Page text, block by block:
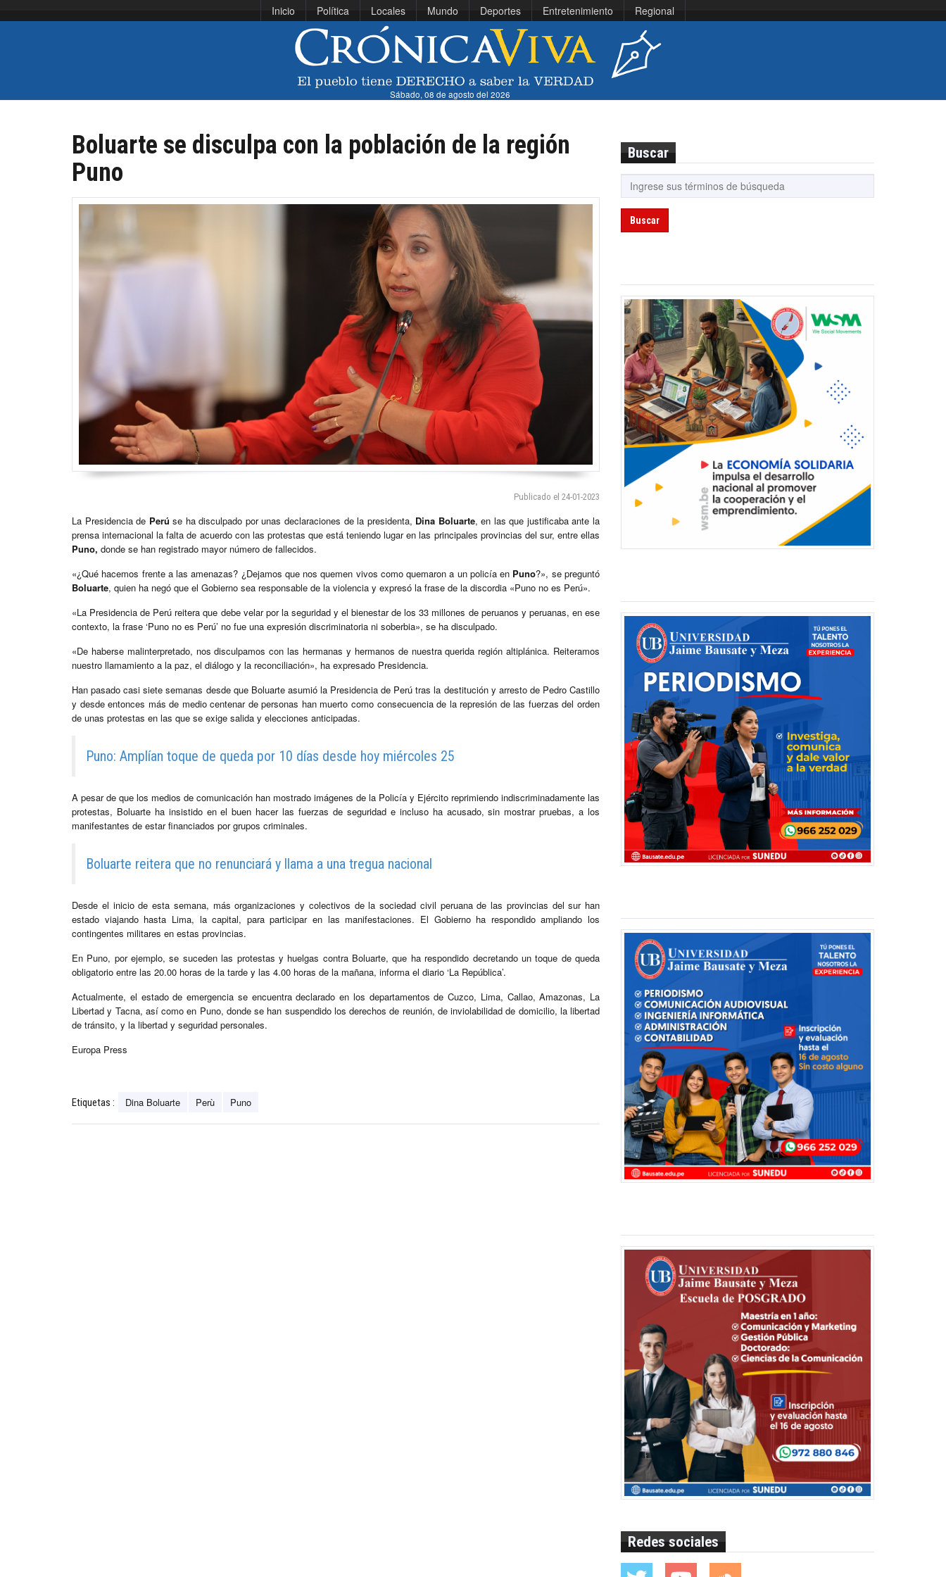
Inicio Política Locales Mundo Deportes Entretenimiento Regional
Sábado, 08 de agosto del 2026
Boluarte se disculpa con la población de la región
Puno
Publicado el 24-01-2023
La Presidencia de Perú se ha disculpado por unas declaraciones de la presidenta, Dina Boluarte, en las que justificaba ante la
prensa internacional la falta de acuerdo con las protestas que está teniendo lugar en las principales provincias del sur, entre ellas
Puno, donde se han registrado mayor número de fallecidos.
«¿Qué hacemos frente a las amenazas? ¿Dejamos que nos quemen vivos como quemaron a un policía en Puno?», se preguntó
Boluarte, quien ha negó que el Gobierno sea responsable de la violencia y expresó la frase de la discordia «Puno no es Perú».
«La Presidencia de Perú reitera que debe velar por la seguridad y el bienestar de los 33 millones de peruanos y peruanas, en ese
contexto, la frase ‘Puno no es Perú’ no fue una expresión discriminatoria ni soberbia», se ha disculpado.
«De haberse malinterpretado, nos disculpamos con las hermanas y hermanos de nuestra querida región altiplánica. Reiteramos
nuestro llamamiento a la paz, el diálogo y la reconciliación», ha expresado Presidencia.
Han pasado casi siete semanas desde que Boluarte asumió la Presidencia de Perú tras la destitución y arresto de Pedro Castillo
y desde entonces más de medio centenar de personas han muerto como consecuencia de la represión de las fuerzas del orden
de unas protestas en las que se exige salida y elecciones anticipadas.
Puno: Amplían toque de queda por 10 días desde hoy miércoles 25
A pesar de que los medios de comunicación han mostrado imágenes de la Policía y Ejército reprimiendo indiscriminadamente las
protestas, Boluarte ha insistido en el buen hacer las fuerzas de seguridad e incluso ha acusado, sin mostrar pruebas, a los
manifestantes de estar financiados por grupos criminales.
Boluarte reitera que no renunciará y llama a una tregua nacional
Desde el inicio de esta semana, más organizaciones y colectivos de la sociedad civil peruana de las provincias del sur han
estado viajando hasta Lima, la capital, para participar en las manifestaciones. El Gobierno ha respondido ampliando los
contingentes militares en estas provincias.
En Puno, por ejemplo, se suceden las protestas y huelgas contra Boluarte, que ha respondido decretando un toque de queda
obligatorio entre las 20.00 horas de la tarde y las 4.00 horas de la mañana, informa el diario ‘La República’.
Actualmente, el estado de emergencia se encuentra declarado en los departamentos de Cuzco, Lima, Callao, Amazonas, La
Libertad y Tacna, así como en Puno, donde se han suspendido los derechos de reunión, de inviolabilidad de domicilio, la libertad
de tránsito, y la libertad y seguridad personales.
Europa Press
Etiquetas : Dina Boluarte Perù Puno
Buscar
Buscar
Redes sociales